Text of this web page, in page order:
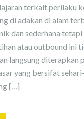
terkait perilaku
di adakan di alam
dan sederhana
atau outbound ini
langsung diterapkan
yang bersifat
[…]